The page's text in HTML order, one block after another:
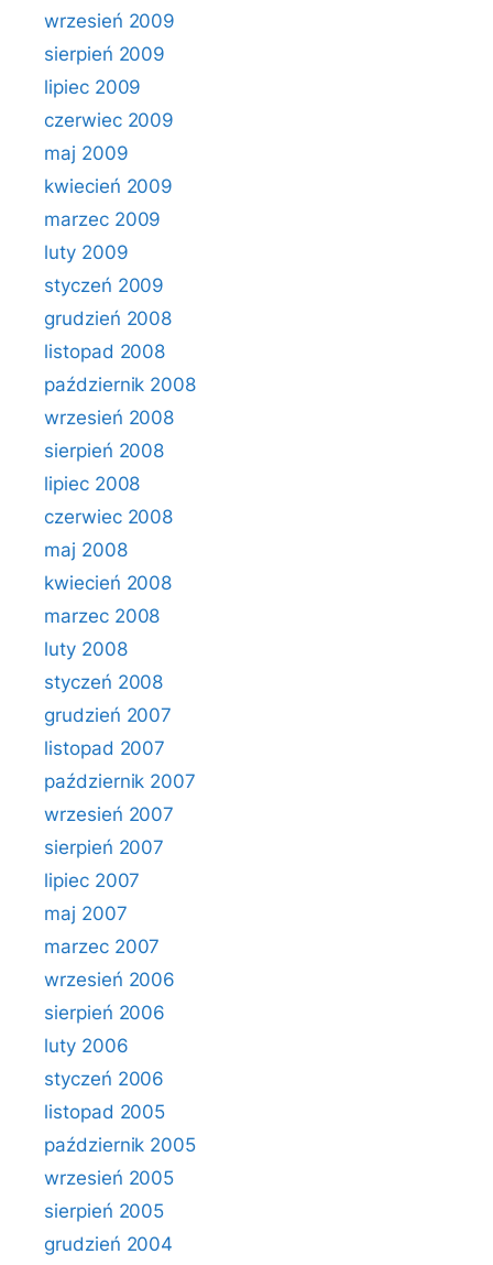
wrzesień 2009
sierpień 2009
lipiec 2009
czerwiec 2009
maj 2009
kwiecień 2009
marzec 2009
luty 2009
styczeń 2009
grudzień 2008
listopad 2008
październik 2008
wrzesień 2008
sierpień 2008
lipiec 2008
czerwiec 2008
maj 2008
kwiecień 2008
marzec 2008
luty 2008
styczeń 2008
grudzień 2007
listopad 2007
październik 2007
wrzesień 2007
sierpień 2007
lipiec 2007
maj 2007
marzec 2007
wrzesień 2006
sierpień 2006
luty 2006
styczeń 2006
listopad 2005
październik 2005
wrzesień 2005
sierpień 2005
grudzień 2004